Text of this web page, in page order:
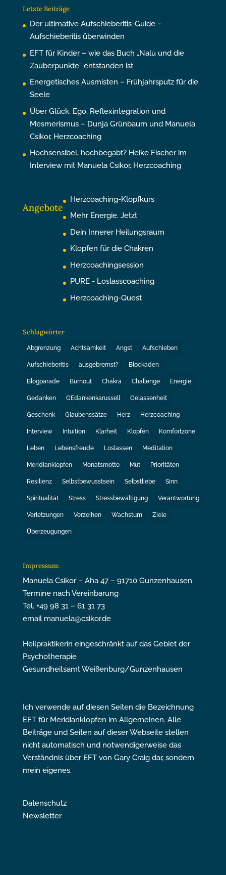
Letzte Beiträge
Der ultimative Aufschieberitis-Guide –
Aufschieberitis überwinden
EFT für Kinder – wie das Buch „Nalu und die
Zauberpunkte“ entstanden ist
Energetisches Ausmisten – Frühjahrsputz für die
Seele
Über Glück, Ego, Reflexintegration und
Mesmerismus – Dunja Grünbaum und Manuela
Csikor, Herzcoaching
Hochsensibel, hochbegabt? Heike Fischer im
Interview mit Manuela Csikor, Herzcoaching
Angebote
Herzcoaching-Klopfkurs
Mehr Energie. Jetzt
Dein Innerer Heilungsraum
Klopfen für die Chakren
Herzcoachingsession
PURE - Loslasscoaching
Herzcoaching-Quest
Schlagwörter
Abgrenzung Achtsamkeit Angst Aufschieben
Aufschieberitis ausgebremst? Blockaden
Blogparade Burnout Chakra Challenge Energie
Gedanken GEdankenkarussell Gelassenheit
Geschenk Glaubenssätze Herz Herzcoaching
Interview Intuition Klarheit Klopfen Komfortzone
Leben Lebensfreude Loslassen Meditation
Meridianklopfen Monatsmotto Mut Prioritäten
Resilienz Selbstbewusstsein Selbstliebe Sinn
Spiritualität Stress Stressbewältigung Verantwortung
Verletzungen Verzeihen Wachstum Ziele
Überzeugungen
Impressum:
Manuela Csikor – Aha 47 – 91710 Gunzenhausen
Termine nach Vereinbarung
Tel. +49 98 31 – 61 31 73
email manuela@csikor.de
Heilpraktikerin eingeschränkt auf das Gebiet der
Psychotherapie
Gesundheitsamt Weißenburg/Gunzenhausen
Ich verwende auf diesen Seiten die Bezeichnung
EFT für Meridianklopfen im Allgemeinen. Alle
Beiträge und Seiten auf dieser Webseite stellen
nicht automatisch und notwendigerweise das
Verständnis über EFT von Gary Craig dar, sondern
mein eigenes.
Datenschutz
Newsletter